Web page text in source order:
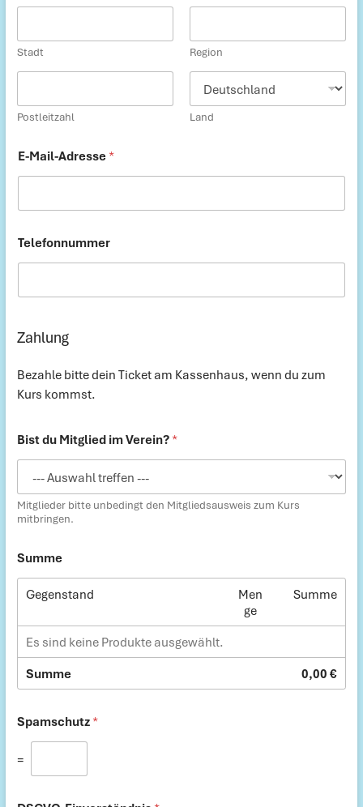
Stadt Region
Postleitzahl Land
E-Mail-Adresse *
Telefonnummer
Zahlung
Bezahle bitte dein Ticket am Kassenhaus, wenn du zum
Kurs kommst.
-
M
i
l
-
d
r
e
e
a
m
e
S
O
Bist du Mitglied im Verein? *
Mitglieder bitte unbedingt den Mitgliedsausweis zum Kurs
mitbringen.
Summe
Gegenstand
Men
ge
Summe
Es sind keine Produkte ausgewählt.
Summe
0,00 €
Spamschutz *
=